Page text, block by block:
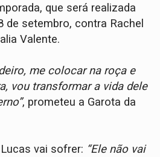
que será realizada
de setembro, contra Rachel
Valente.
me colocar na roça e
vou transformar a vida dele
, prometeu a Garota da
vai sofrer: “Ele não vai